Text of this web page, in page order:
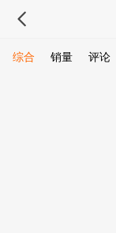
综合 销量 评论